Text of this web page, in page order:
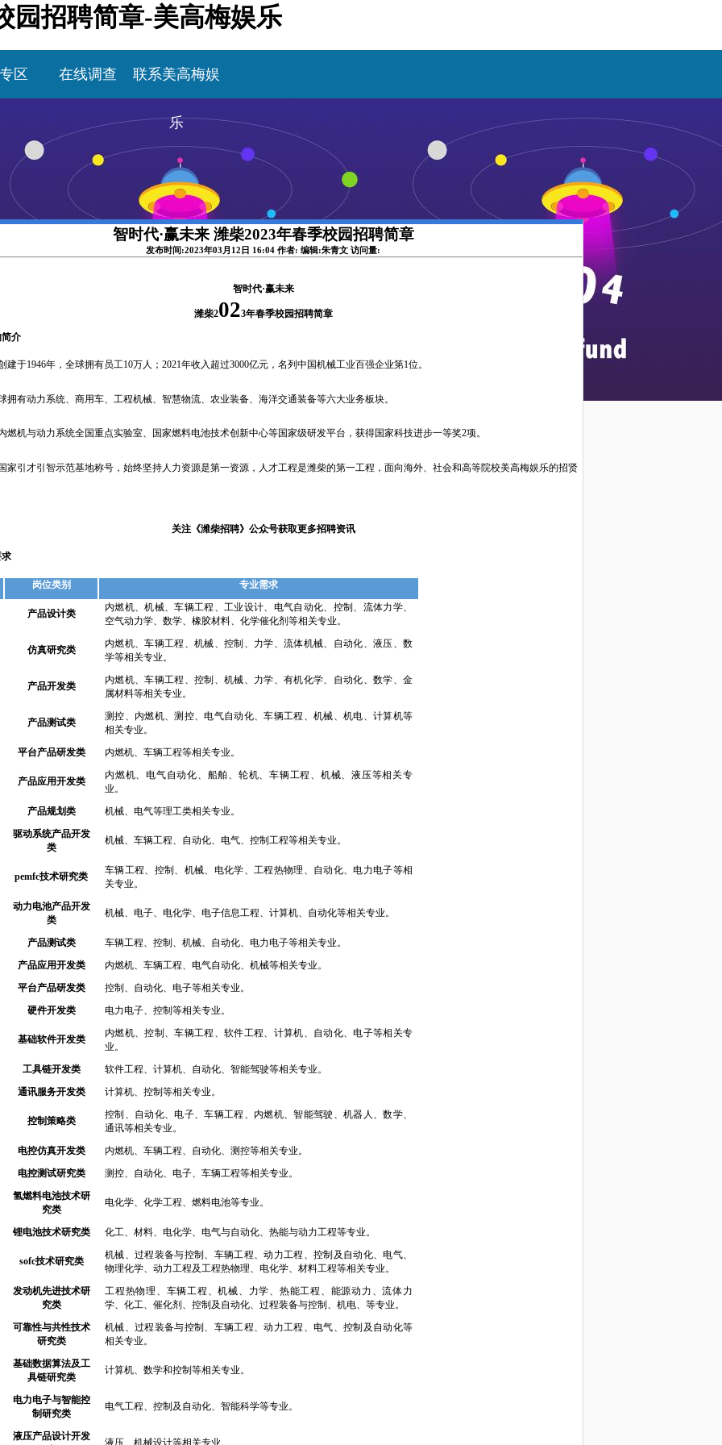
园招聘简章-美高梅娱乐
区 在线调查 联系美高梅娱
乐
智时代·赢未来 潍柴2023年春季校园招聘简章
发布时间:2023年03月12日 16:04 作者: 编辑:朱青文 访问量:
智时代·赢未来
潍柴2023年春季校园招聘简章
介
建于1946年，全球拥有员工10万人；2021年收入超过3000亿元，名列中国机械工业百强企业第1位。
拥有动力系统、商用车、工程机械、智慧物流、农业装备、海洋交通装备等六大业务板块。
燃机与动力系统全国重点实验室、国家燃料电池技术创新中心等国家级研发平台，获得国家科技进步一等奖2项。
家引才引智示范基地称号，始终坚持人力资源是第一资源，人才工程是潍柴的第一工程，面向海外、社会和高等院校美高梅娱乐的招贤
关注《潍柴招聘》公众号获取更多招聘资讯
岗位类别 专业需求
产品设计类
内燃机、机械、车辆工程、工业设计、电气自动化、控制、流体力学、
空气动力学、数学、橡胶材料、化学催化剂等相关专业。
仿真研究类
内燃机、车辆工程、机械、控制、力学、流体机械、自动化、液压、数
学等相关专业。
产品开发类
内燃机、车辆工程、控制、机械、力学、有机化学、自动化、数学、金
属材料等相关专业。
产品测试类
测控、内燃机、测控、电气自动化、车辆工程、机械、机电、计算机等
相关专业。
平台产品研发类
内燃机、车辆工程等相关专业。
产品应用开发类
内燃机、电气自动化、船舶、轮机、车辆工程、机械、液压等相关专
业。
产品规划类
机械、电气等理工类相关专业。
驱动系统产品开发
类
机械、车辆工程、自动化、电气、控制工程等相关专业。
pemfc技术研究类
车辆工程、控制、机械、电化学、工程热物理、自动化、电力电子等相
关专业。
动力电池产品开发
类
机械、电子、电化学、电子信息工程、计算机、自动化等相关专业。
产品测试类
车辆工程、控制、机械、自动化、电力电子等相关专业。
产品应用开发类
内燃机、车辆工程、电气自动化、机械等相关专业。
平台产品研发类
控制、自动化、电子等相关专业。
硬件开发类
电力电子、控制等相关专业。
基础软件开发类
内燃机、控制、车辆工程、软件工程、计算机、自动化、电子等相关专
业。
工具链开发类
软件工程、计算机、自动化、智能驾驶等相关专业。
通讯服务开发类
计算机、控制等相关专业。
控制策略类
控制、自动化、电子、车辆工程、内燃机、智能驾驶、机器人、数学、
通讯等相关专业。
电控仿真开发类
内燃机、车辆工程、自动化、测控等相关专业。
电控测试研究类
测控、自动化、电子、车辆工程等相关专业。
氢燃料电池技术研
究类
电化学、化学工程、燃料电池等专业。
锂电池技术研究类 化工、材料、电化学、电气与自动化、热能与动力工程等专业。
sofc技术研究类
机械、过程装备与控制、车辆工程、动力工程、控制及自动化、电气、
物理化学、动力工程及工程热物理、电化学、材料工程等相关专业。
发动机先进技术研
究类
工程热物理、车辆工程、机械、力学、热能工程、能源动力、流体力
学、化工、催化剂、控制及自动化、过程装备与控制、机电、等专业。
可靠性与共性技术
研究类
机械、过程装备与控制、车辆工程、动力工程、电气、控制及自动化等
相关专业。
基础数据算法及工
具链研究类
计算机、数学和控制等相关专业。
电力电子与智能控
制研究类
电气工程、控制及自动化、智能科学等专业。
液压产品设计开发
液压、机械设计等相关专业。